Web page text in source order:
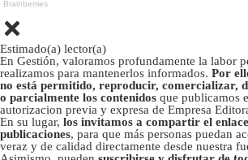
Estimado(a) lector(a)
En Gestión, valoramos profundamente la labor
realizamos para mantenerlos informados. Por
no está permitido, reproducir, comercializar,
o parcialmente los contenidos que publicamos
autorizacion previa y expresa de Empresa
En su lugar, los invitamos a compartir el
publicaciones, para que más personas puedan
veraz y de calidad directamente desde nuestra